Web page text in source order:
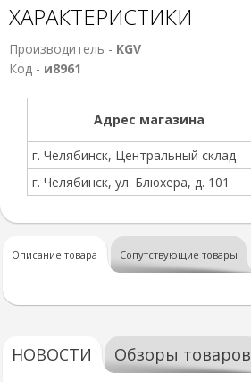
ХАРАКТЕРИСТИКИ
Производитель - KGV
Код - и8961
Адрес магазина
г. Челябинск, Центральный склад
г. Челябинск, ул. Блюхера, д. 101
Описание товара Сопутствующие товары
НОВОСТИ Обзоры товаров